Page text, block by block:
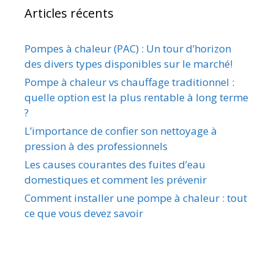
Articles récents
Pompes à chaleur (PAC) : Un tour d’horizon
des divers types disponibles sur le marché!
Pompe à chaleur vs chauffage traditionnel :
quelle option est la plus rentable à long terme
?
L’importance de confier son nettoyage à
pression à des professionnels
Les causes courantes des fuites d’eau
domestiques et comment les prévenir
Comment installer une pompe à chaleur : tout
ce que vous devez savoir